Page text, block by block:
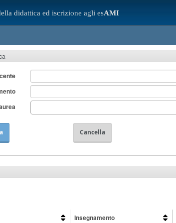
didattica ed iscrizione agli esAMI
Cancella
Insegnamento